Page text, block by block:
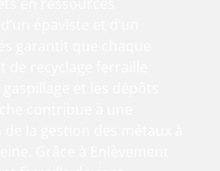
et les dépôts
contribue à une
la gestion des métaux à
Grâce à Enlèvement